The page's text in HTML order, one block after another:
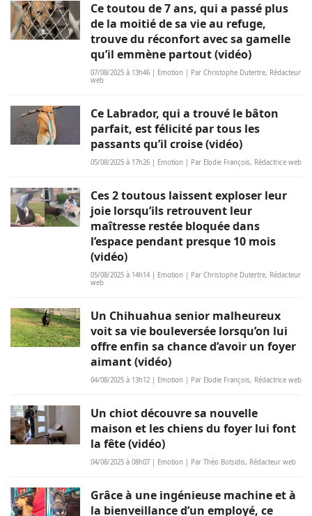
Ce toutou de 7 ans, qui a passé plus
de la moitié de sa vie au refuge,
trouve du réconfort avec sa gamelle
qu’il emmène partout (vidéo)
07/08/2025 à 13h46 | Emotion | Par Christophe Dutertre, Rédacteur
web
Ce Labrador, qui a trouvé le bâton
parfait, est félicité par tous les
passants qu’il croise (vidéo)
05/08/2025 à 17h26 | Emotion | Par Elodie François, Rédactrice web
Ces 2 toutous laissent exploser leur
joie lorsqu’ils retrouvent leur
maîtresse restée bloquée dans
l’espace pendant presque 10 mois
(vidéo)
05/08/2025 à 14h14 | Emotion | Par Christophe Dutertre, Rédacteur
web
Un Chihuahua senior malheureux
voit sa vie bouleversée lorsqu’on lui
offre enfin sa chance d’avoir un foyer
aimant (vidéo)
04/08/2025 à 13h12 | Emotion | Par Elodie François, Rédactrice web
Un chiot découvre sa nouvelle
maison et les chiens du foyer lui font
la fête (vidéo)
04/08/2025 à 08h07 | Emotion | Par Théo Botsidis, Rédacteur web
Grâce à une ingénieuse machine et à
la bienveillance d’un employé, ce